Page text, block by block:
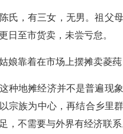
氏，有三女，无男。祖父
日至市货卖，未尝亏怠。
娘靠着在市场上摆摊卖菱莼
种地摊经济并不是普遍现
宗族为中心，再结合乡里
，不需要与外界有经济联